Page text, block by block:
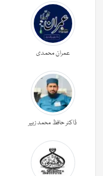
عمران محمدی
ڈاکٹر حافظ محمد زبیر